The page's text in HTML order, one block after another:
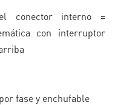
conector interno =
con interruptor
fase y enchufable